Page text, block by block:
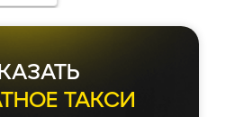
ТАКСИ